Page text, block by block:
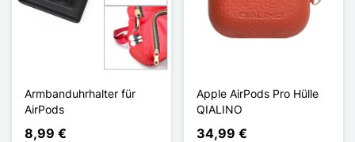
Armbanduhrhalter für
AirPods
8,99 €
Apple AirPods Pro Hülle
QIALINO
34,99 €